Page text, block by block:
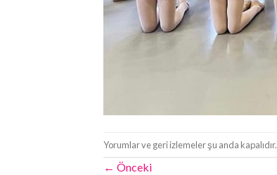
Yorumlar ve geri izlemeler şu anda kapalıdır.
← Önceki